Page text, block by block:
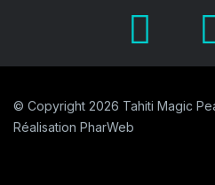
© Copyright 2026 Tahiti Magic
Réalisation PharWeb